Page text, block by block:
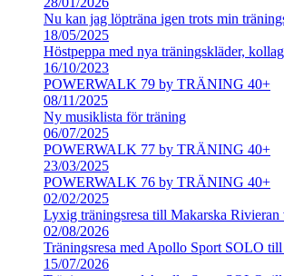
Nu kan jag löpträna igen trots min
18/05/2025
Höstpeppa med nya träningskläder,
16/10/2023
POWERWALK 79 by TRÄNING 40+
08/11/2025
Ny musiklista för träning
06/07/2025
POWERWALK 77 by TRÄNING 40+
23/03/2025
POWERWALK 76 by TRÄNING 40+
02/02/2025
Lyxig träningsresa till Makarska Rivieran
02/08/2026
Träningsresa med Apollo Sport SOLO
15/07/2026